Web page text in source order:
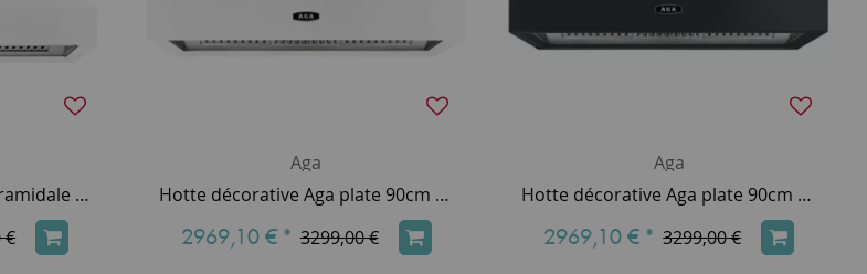
Hotte décorative Aga pyramidale 90cm 800m3/h (puissance max.) Blanc AGA-HOOD-890 PH-WHT
€
Aga
Hotte décorative Aga plate 90cm 800m3/h (puissance max.) Blanc AGA-HOOD-890 SH-WHT
2969,10 € * 3299,00 €
Aga
Hotte décorative Aga plate 90cm 800m3/h (puissance max.) Ardoise AGA-HOOD-890 SH-SLT
2969,10 € * 3299,00 €